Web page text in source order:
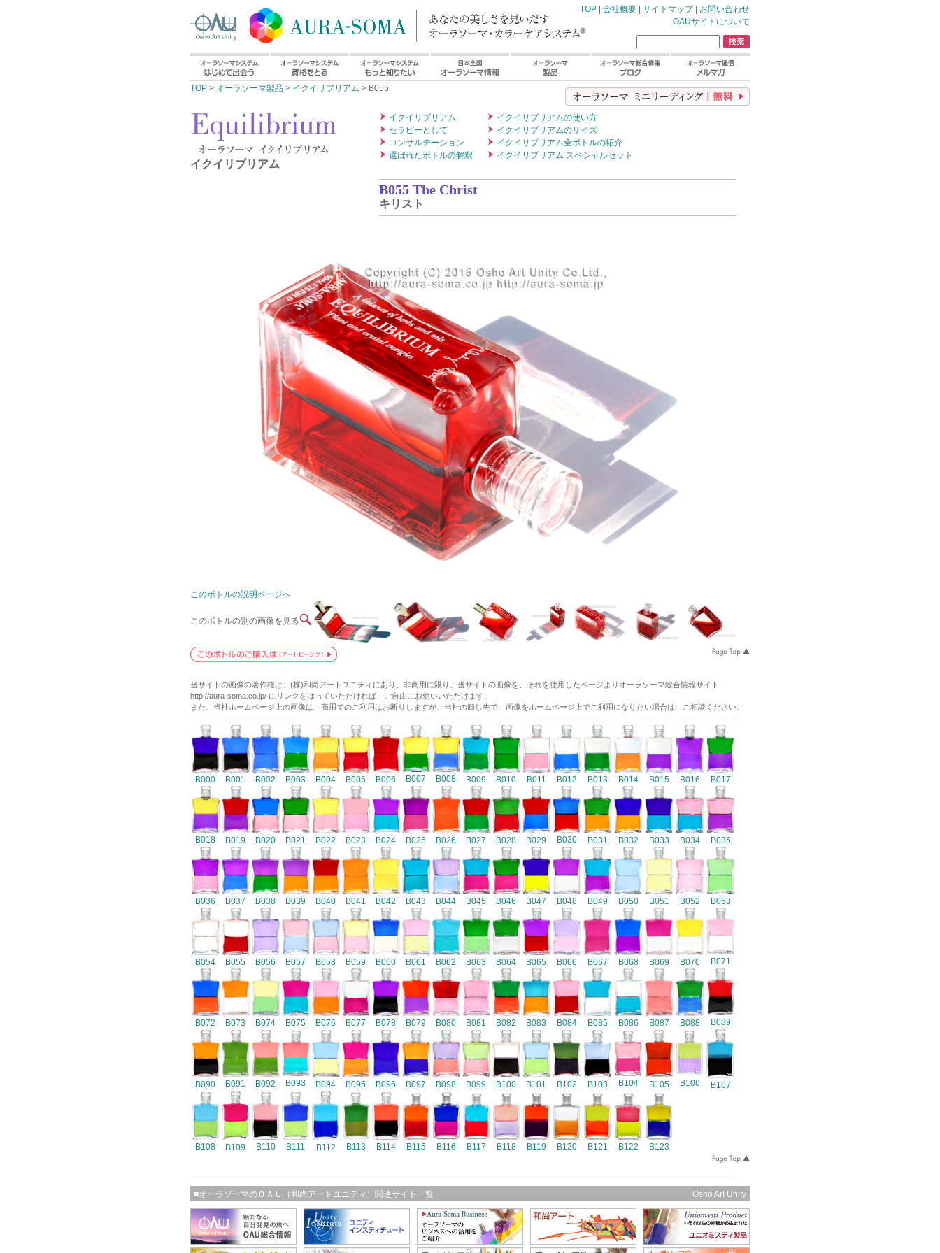
TOP | 会社概要 | サイトマップ| お問い合わせ
OAUサイトについて
TOP > オーラソーマ製品 > イクイリブリアム > B055
イクイリブリアム
イクイリブリアム
セラピーとして
コンサルテーション
選ばれたボトルの解釈
イクイリブリアムの使い方
イクイリブリアムのサイズ
イクイリブリアム全ボトルの紹介
イクイリブリアム スペシャルセット
B055 The Christ
キリスト
このボトルの説明ページへ
このボトルの別の画像を見る
当サイトの画像の著作権は、(株)和尚アートユニティにあり、非商用に限り、当サイトの画像を、それを使用したページよりオーラソーマ総合情報サイト
http://aura-soma.co.jp/ にリンクをはっていただければ、ご自由にお使いいただけます。
また、当社ホームページ上の画像は、商用でのご利用はお断りしますが、当社の卸し先で、画像をホームページ上でご利用になりたい場合は、ご相談ください。
B000 B001 B002 B003 B004 B005 B006 B007 B008 B009 B010 B011 B012 B013 B014 B015 B016 B017
B018 B019 B020 B021 B022 B023 B024 B025 B026 B027 B028 B029 B030 B031 B032 B033 B034 B035
B036 B037 B038 B039 B040 B041 B042 B043 B044 B045 B046 B047 B048 B049 B050 B051 B052 B053
B054 B055 B056 B057 B058 B059 B060 B061 B062 B063 B064 B065 B066 B067 B068 B069 B070 B071
B072 B073 B074 B075 B076 B077 B078 B079 B080 B081 B082 B083 B084 B085 B086 B087 B088 B089
B090 B091 B092 B093 B094 B095 B096 B097 B098 B099 B100 B101 B102 B103 B104 B105 B106 B107
B108 B109 B110 B111 B112 B113 B114 B115 B116 B117 B118 B119 B120 B121 B122 B123
■オーラソーマのＯＡＵ（和尚アートユニティ）関連サイト一覧 Osho Art Unity